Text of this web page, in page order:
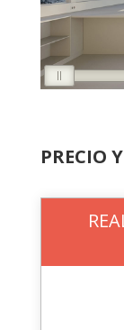
PRECIO